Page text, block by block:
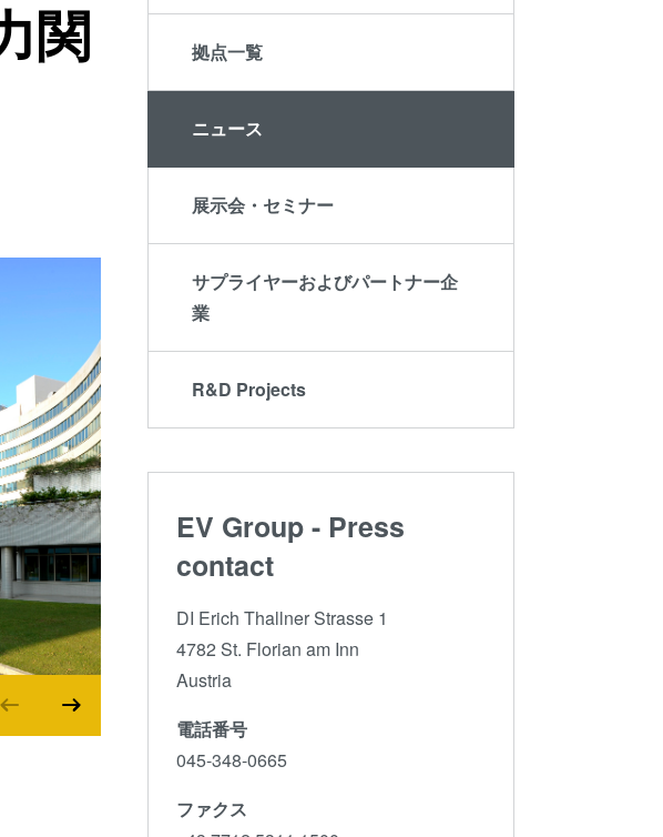
ビ
液相拡散(TLP)
イブリッド接合
ダイ・トゥ・ウ
ェーハ プラズマ
活性化フュージ
ョン/ハイブリッ
ド接合
ComBond® 高
真空ウェーハ接
合技術
検査・計測
関
拠点一覧
ニュース
展示会・セミナー
サプライヤーおよびパートナー企
業
R&D Projects
EV Group - Press
contact
DI Erich Thallner Strasse 1
4782 St. Florian am Inn
Austria
電話番号
045-348-0665
ファクス